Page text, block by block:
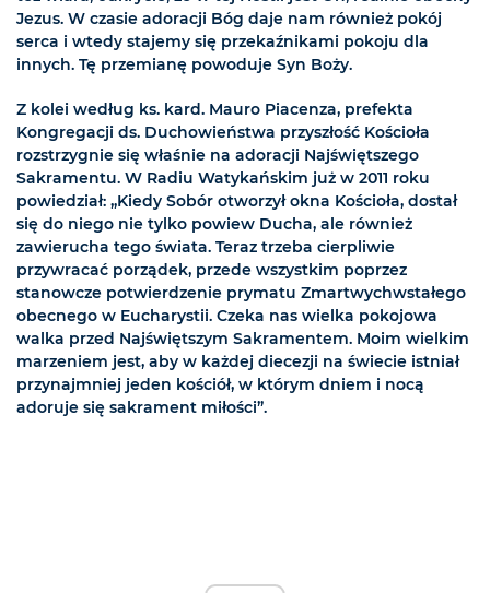
Jezus. W czasie adoracji Bóg daje nam również pokój
serca i wtedy stajemy się przekaźnikami pokoju dla
innych. Tę przemianę powoduje Syn Boży.
Z kolei według ks. kard. Mauro Piacenza, prefekta
Kongregacji ds. Duchowieństwa przyszłość Kościoła
rozstrzygnie się właśnie na adoracji Najświętszego
Sakramentu. W Radiu Watykańskim już w 2011 roku
powiedział: „Kiedy Sobór otworzył okna Kościoła, dostał
się do niego nie tylko powiew Ducha, ale również
zawierucha tego świata. Teraz trzeba cierpliwie
przywracać porządek, przede wszystkim poprzez
stanowcze potwierdzenie prymatu Zmartwychwstałego
obecnego w Eucharystii. Czeka nas wielka pokojowa
walka przed Najświętszym Sakramentem. Moim wielkim
marzeniem jest, aby w każdej diecezji na świecie istniał
przynajmniej jeden kościół, w którym dniem i nocą
adoruje się sakrament miłości”.